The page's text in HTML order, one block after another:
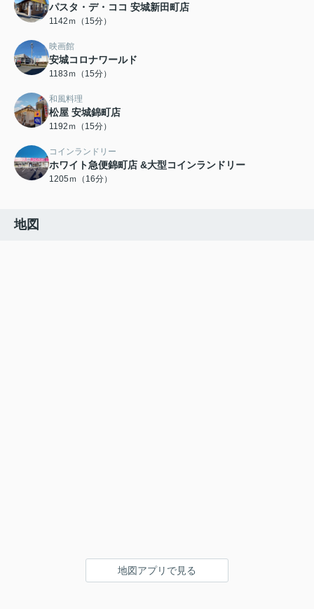
パスタ・デ・ココ 安城新田町店
1142ｍ（15分）
映画館
安城コロナワールド
1183ｍ（15分）
和風料理
松屋 安城錦町店
1192ｍ（15分）
コインランドリー
ホワイト急便錦町店 &大型コインランドリー
1205ｍ（16分）
地図
地図アプリで見る